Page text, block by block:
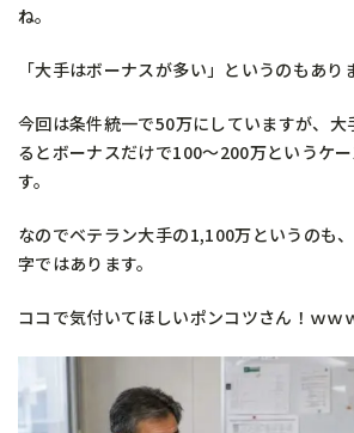
ね。
「大手はボーナスが多い」というのもあり
今回は条件統一で50万にしていますが、大
るとボーナスだけで100〜200万というケ
す。
なのでベテラン大手の1,100万というのも
字ではあります。
ココで気付いてほしいポンコツさん！ｗｗ